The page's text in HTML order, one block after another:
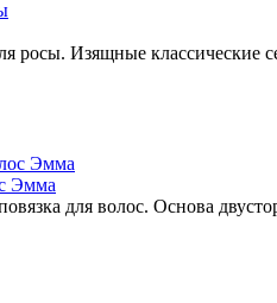
росы. Изящные
Эмма
для волос. Основа